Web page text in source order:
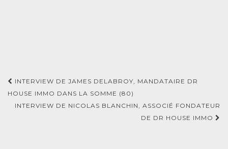
Navigation
d'article
INTERVIEW DE JAMES DELABROY, MANDATAIRE DR
HOUSE IMMO DANS LA SOMME (80)
INTERVIEW DE NICOLAS BLANCHIN, ASSOCIÉ FONDATEUR
DE DR HOUSE IMMO